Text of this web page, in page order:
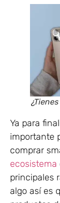
Ya para
importante
comprar
ecosistema
principales
algo así es